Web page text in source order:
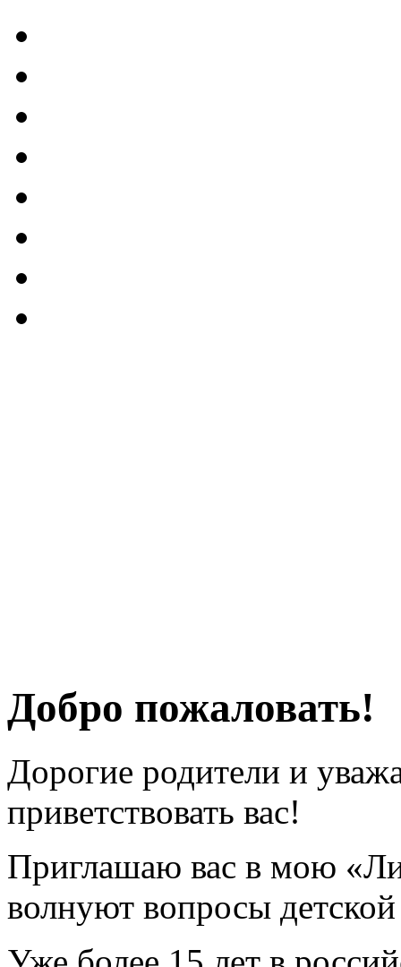
Добро пожаловать!
Дорогие родители и
приветствовать вас!
Приглашаю вас в мою
волнуют вопросы